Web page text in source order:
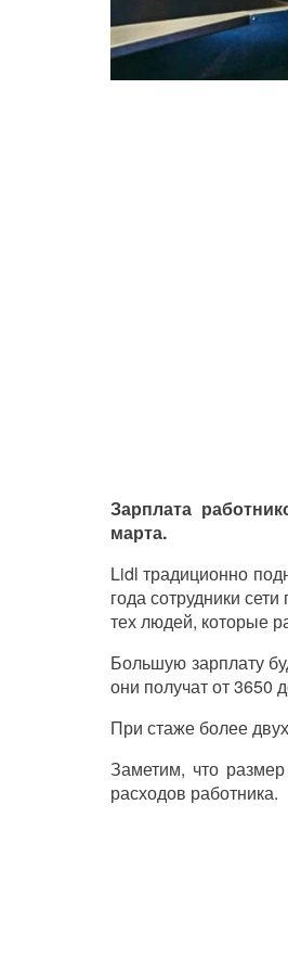
Зарплата
марта.
Lidl традиционно
года сотрудники
тех людей, которые
Большую зарплату
они получат от 3650
При стаже более
Заметим, что
расходов работника.